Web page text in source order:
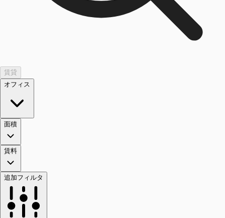
賃貸
オフィス
面積
賃料
追加フィルタ